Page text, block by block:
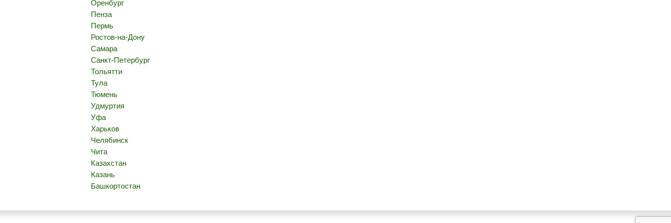
Оренбург
Пенза
Пермь
Ростов-на-Дону
Самара
Санкт-Петербург
Тольятти
Тула
Тюмень
Удмуртия
Уфа
Харьков
Челябинск
Чита
Казахстан
Казань
Башкортостан